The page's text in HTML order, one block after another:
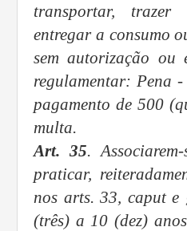
transportar, trazer
entregar a consumo
sem autorização ou
regulamentar: Pena
pagamento de 500
multa.
Art. 35.
praticar,
nos arts. 33, caput e
(três) a 10 (dez)